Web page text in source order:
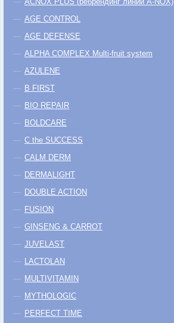
AGE CONTROL
AGE DEFENSE
ALPHA COMPLEX Multi-fruit system
AZULENE
B FIRST
BIO REPAIR
BOLDCARE
C the SUCCESS
CALM DERM
DERMALIGHT
DOUBLE ACTION
FUSION
GINSENG & CARROT
JUVELAST
LACTOLAN
MULTIVITAMIN
MYTHOLOGIC
PERFECT TIME